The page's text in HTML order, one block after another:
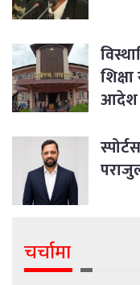
आदेश
चर्चामा